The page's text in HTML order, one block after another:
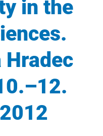
in the
Hradec